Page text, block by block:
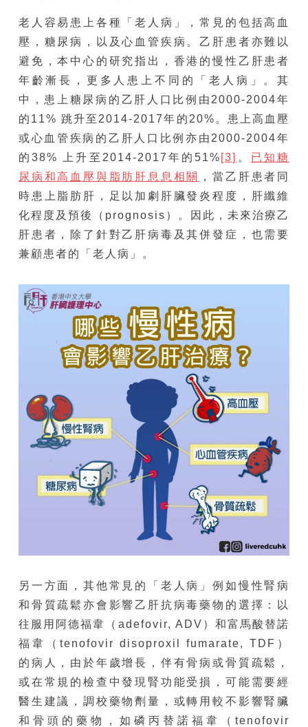
老人容易患上各種「老人病」，常見的包括高血
壓，糖尿病，以及心血管疾病。乙肝患者亦難以
避免，本中心的研究指出，香港的慢性乙肝患者
年齡漸長，更多人患上不同的「老人病」。其
中，患上糖尿病的乙肝人口比例由2000-2004年
的11% 跳升至2014-2017年的20%。患上高血壓
或心血管疾病的乙肝人口比例亦由2000-2004年
的38% 上升至2014-2017年的51% [3] 。 已知糖
尿病和高血壓與脂肪肝息息相關
，當乙肝患者同
時患上脂肪肝，足以加劇肝臟發炎程度，肝纖維
化程度及預後（prognosis）。因此，未來治療乙
肝患者，除了針對乙肝病毒及其併發症，也需要
兼顧患者的「老人病」。
另一方面，其他常見的「老人病」例如慢性腎病
和骨質疏鬆亦會影響乙肝抗病毒藥物的選擇：以
往服用阿德福韋（adefovir, ADV）和富馬酸替諾
福韋（tenofovir disoproxil fumarate, TDF）
的病人，由於年歲增長，伴有骨病或骨質疏鬆，
或在常規的檢查中發現腎功能受損，可能需要經
醫生建議，調校藥物劑量，或轉用較不影響腎臟
和骨頭的藥物，如磷丙替諾福韋（tenofovir